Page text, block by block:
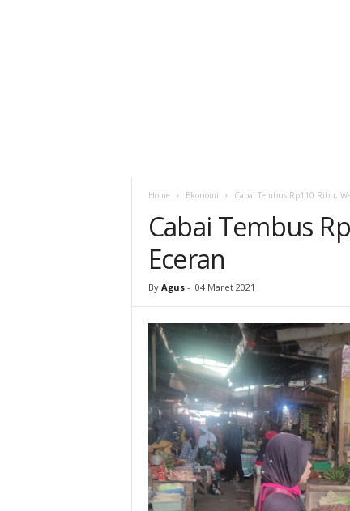
Home Ekonomi Cabai Tembus Rp110 Ribu,
Cabai Tembus
Eceran
By Agus - 04 Maret 2021